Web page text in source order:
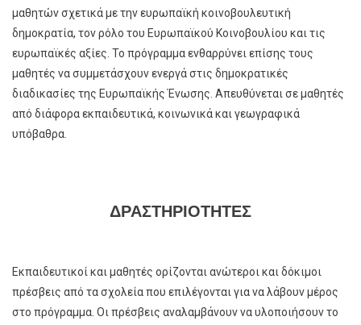
μαθητών σχετικά με την ευρωπαϊκή κοινοβουλευτική
δημοκρατία, τον ρόλο του Ευρωπαϊκού Κοινοβουλίου και τις
ευρωπαϊκές αξίες. Το πρόγραμμα ενθαρρύνει επίσης τους
μαθητές να συμμετάσχουν ενεργά στις δημοκρατικές
διαδικασίες της Ευρωπαϊκής Ένωσης. Απευθύνεται σε μαθητές
από διάφορα εκπαιδευτικά, κοινωνικά και γεωγραφικά
υπόβαθρα.
ΔΡΑΣΤΗΡΙΟΤΗΤΕΣ
Εκπαιδευτικοί και μαθητές ορίζονται ανώτεροι και δόκιμοι
πρέσβεις από τα σχολεία που επιλέγονται για να λάβουν μέρος
στο πρόγραμμα. Οι πρέσβεις αναλαμβάνουν να υλοποιήσουν το